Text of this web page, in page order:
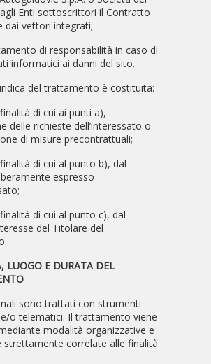
Enti sottoscrittori il Contratto
dai vettori integrati;
di responsabilità in caso di
informatici ai danni del sito.
del trattamento è costituita:
di cui ai punti a),
delle richieste dell’interessato o
di misure precontrattuali;
di cui al punto b), dal
espresso
di cui al punto c), dal
del Titolare del
LUOGO E DURATA DEL
sono trattati con strumenti
o telematici. Il trattamento viene
modalità organizzative e
strettamente correlate alle finalità